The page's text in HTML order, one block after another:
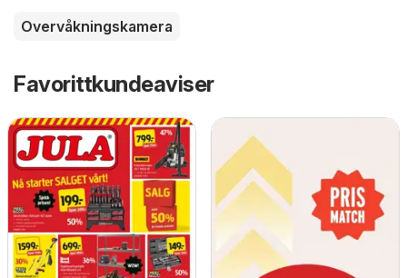
Overvåkningskamera
Favorittkundeaviser